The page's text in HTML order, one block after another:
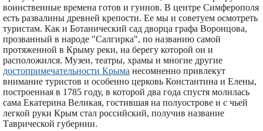
воинственные времена готов и гуннов. В центре Симферополя
есть развалины древней крепости. Ее мы и советуем осмотреть
туристам. Как и Ботанический сад дворца графа Воронцова,
прозванный в народе "Салгирка", по названию самой
протяженной в Крыму реки, на берегу которой он и
расположился. Музеи, театры, храмы и многие другие
достопримечательности Крыма несомненно привлекут
внимание туристов и особенно церковь Константина и Елены,
построенная в 1785 году, в которой два года спустя молилась
сама Екатерина Великая, гостившая на полуострове и с чьей
легкой руки Крым стал российский, получив название
Таврической губернии.